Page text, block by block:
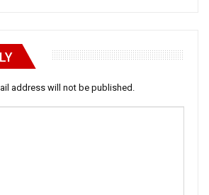
address will not be published.